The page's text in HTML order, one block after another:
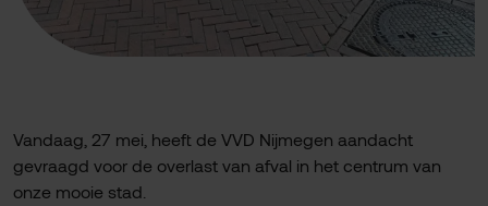
Vandaag, 27 mei, heeft de VVD Nijmegen aandacht
gevraagd voor de overlast van afval in het centrum van
onze mooie stad.